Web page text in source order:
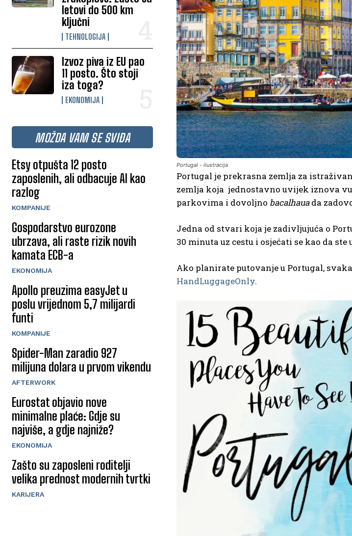
letovi do 500 km
ključni
TEHNOLOGIJA
Izvoz piva iz EU pao
11 posto. Što stoji
iza toga?
EKONOMIJA
MOŽDA VAM SE SVIĐA
Etsy otpušta 12 posto
zaposlenih, ali odbacuje AI kao
razlog
KOMPANIJE
Gospodarstvo eurozone
ubrzava, ali raste rizik novih
kamata ECB-a
EKONOMIJA
Apollo preuzima easyJet u
poslu vrijednom 5,7 milijardi
funti
KOMPANIJE
Spider-Man zaradio 927
milijuna dolara u prvom vikendu
AFTERWORK
Eurostat objavio nove
minimalne plaće: Gdje su
najviše, a gdje najniže?
EKONOMIJA
Zašto su zaposleni roditelji
velika prednost modernih tvrtki
KARIJERA
Portugal - ilustracija
Portugal je prekrasna zemlja za
zemlja koja jednostavno uvijek iznova
parkovima i dovoljno bacalhauada
Jedna od stvari koja je zadivljujuća o
30 minuta uz cestu i osjećati se kao da
Ako planirate putovanje u Portugal,
HandLuggageOnly.